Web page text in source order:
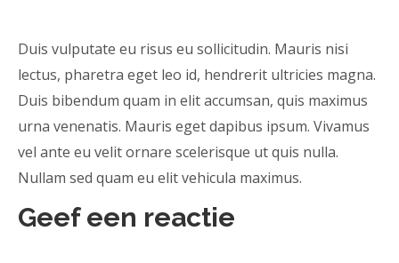
Duis vulputate eu risus eu sollicitudin. Mauris nisi
lectus, pharetra eget leo id, hendrerit ultricies magna.
Duis bibendum quam in elit accumsan, quis maximus
urna venenatis. Mauris eget dapibus ipsum. Vivamus
vel ante eu velit ornare scelerisque ut quis nulla.
Nullam sed quam eu elit vehicula maximus.
Geef een reactie